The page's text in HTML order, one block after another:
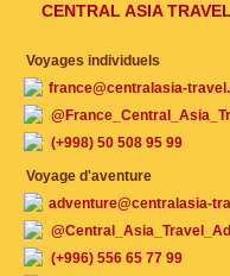
CENTRAL ASIA TRAVEL
Voyages individuels
france@centralasia-
(+998) 50 508 95 99
Voyage d'aventure
adventure@centralasia-
(+996) 556 65 77 99